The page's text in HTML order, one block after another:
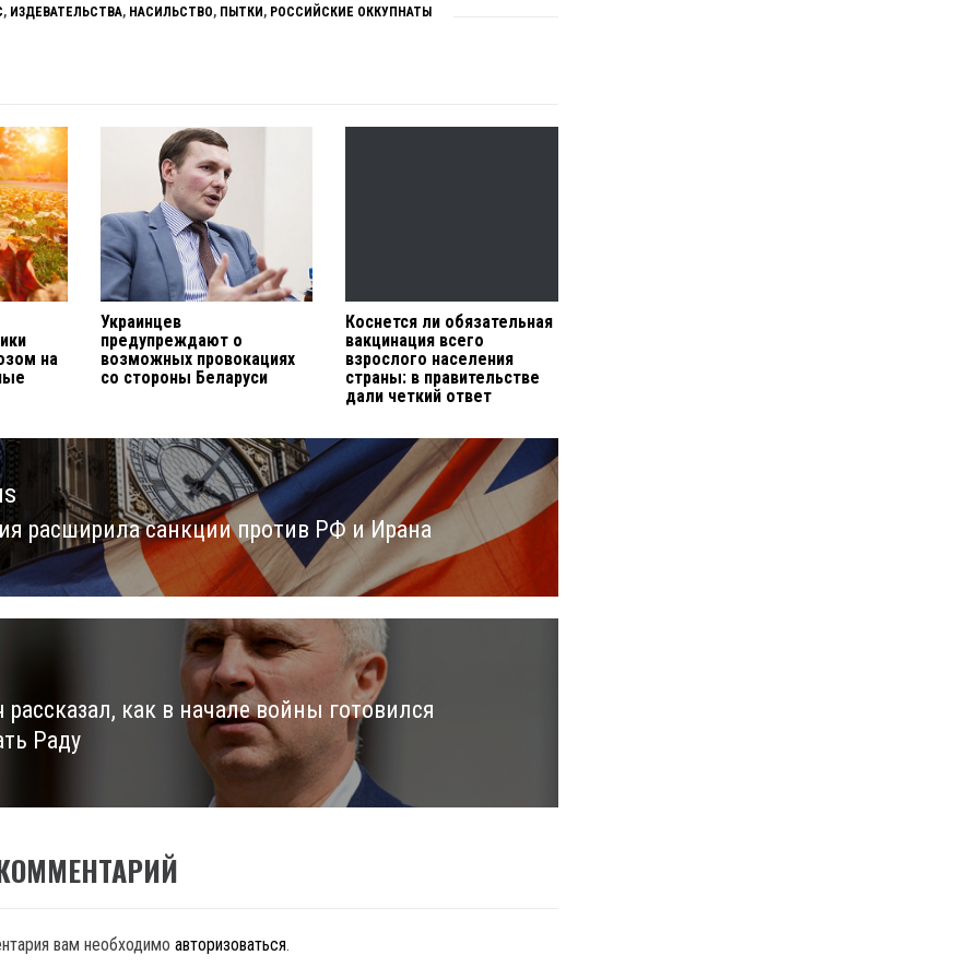
, ИЗДЕВАТЕЛЬСТВА, НАСИЛЬСТВО, ПЫТКИ , РОССИЙСКИЕ ОККУПНАТЫ
на
Украинцев
предупреждают о
возможных провокациях
со стороны Беларуси
Коснется ли обязательная
вакцинация всего
взрослого населения
страны: в правительстве
дали четкий ответ
расширила санкции против РФ и Ирана
как в начале войны готовился
Раду
вам необходимо авторизоваться.